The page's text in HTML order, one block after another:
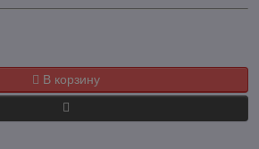
В корзину